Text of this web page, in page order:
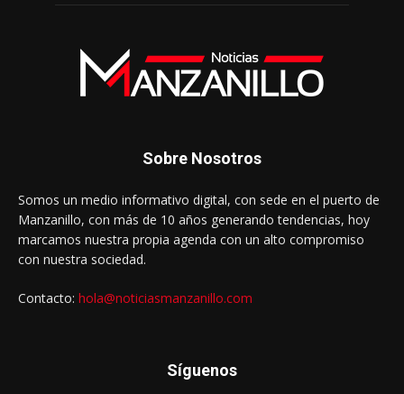
Sobre Nosotros
Somos un medio informativo digital, con sede en el puerto de
Manzanillo, con más de 10 años generando tendencias, hoy
marcamos nuestra propia agenda con un alto compromiso
con nuestra sociedad.
Contacto: hola@noticiasmanzanillo.com
Síguenos